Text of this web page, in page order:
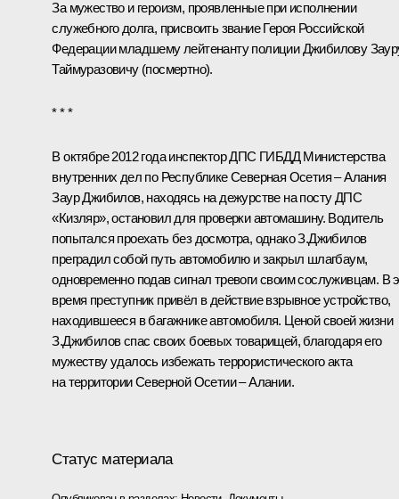
За мужество и героизм, проявленные при исполнении
служебного долга, присвоить звание Героя Российской
Федерации младшему лейтенанту полиции Джибилову
Таймуразовичу (посмертно).
* * *
В октябре 2012 года инспектор ДПС ГИБДД Министерства
внутренних дел по Республике Северная Осетия – Алания
Заур Джибилов, находясь на дежурстве на посту ДПС
«Кизляр», остановил для проверки автомашину. Водитель
попытался проехать без досмотра, однако З.Джибилов
преградил собой путь автомобилю и закрыл шлагбаум,
одновременно подав сигнал тревоги своим сослуживцам. В
время преступник привёл в действие взрывное устройство,
находившееся в багажнике автомобиля. Ценой своей жизни
З.Джибилов спас своих боевых товарищей, благодаря его
мужеству удалось избежать террористического акта
на территории Северной Осетии – Алании.
Статус материала